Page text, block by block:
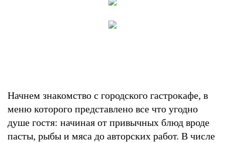
Начнем знакомство с городского гастрокафе, в
меню которого представлено все что угодно
душе гостя: начиная от привычных блюд вроде
пасты, рыбы и мяса до авторских работ. В числе